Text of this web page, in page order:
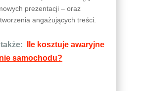
prezentacji – oraz
angażujących treści.
Ile kosztuje awaryjne
samochodu?